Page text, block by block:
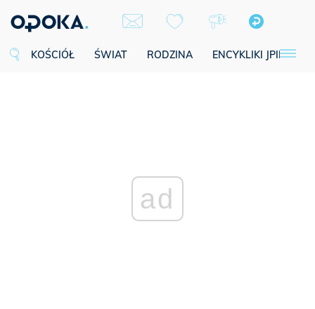
KOŚCIÓŁ ŚWIAT RODZINA ENCYKLIKI JPII
ad